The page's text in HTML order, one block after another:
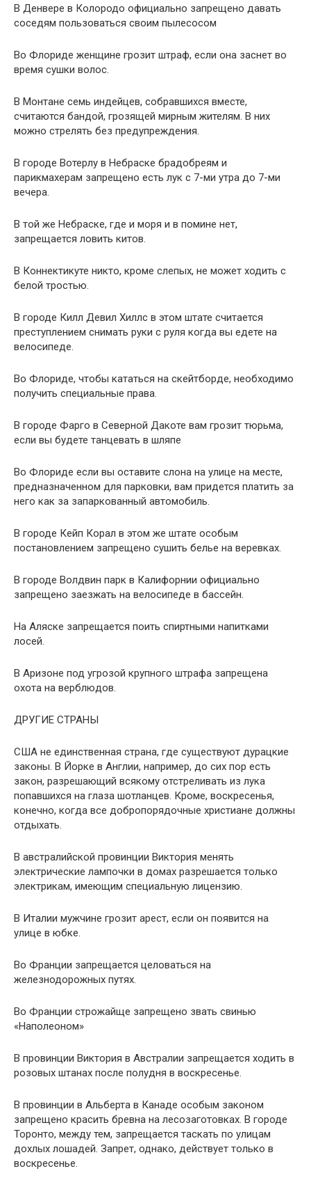
В Денвере в Колородо официально запрещено давать
соседям пользоваться своим пылесосом
Во Флориде женщине грозит штраф, если она заснет во
время сушки волос.
В Монтане семь индейцев, собравшихся вместе,
считаются бандой, грозящей мирным жителям. В них
можно стрелять без предупреждения.
В городе Вотерлу в Небраске брадобреям и
парикмахерам запрещено есть лук с 7-ми утра до 7-ми
вечера.
В той же Небраске, где и моря и в помине нет,
запрещается ловить китов.
В Коннектикуте никто, кроме слепых, не может ходить с
белой тростью.
В городе Килл Девил Хиллс в этом штате считается
преступлением снимать руки с руля когда вы едете на
велосипеде.
Во Флориде, чтобы кататься на скейтборде, необходимо
получить специальные права.
В городе Фарго в Северной Дакоте вам грозит тюрьма,
если вы будете танцевать в шляпе
Во Флориде если вы оставите слона на улице на месте,
предназначенном для парковки, вам придется платить за
него как за запаркованный автомобиль.
В городе Кейп Корал в этом же штате особым
постановлением запрещено сушить белье на веревках.
В городе Волдвин парк в Калифорнии официально
запрещено заезжать на велосипеде в бассейн.
На Аляске запрещается поить спиртными напитками
лосей.
В Аризоне под угрозой крупного штрафа запрещена
охота на верблюдов.
ДРУГИЕ СТРАНЫ
США не единственная страна, где существуют дурацкие
законы. В Йорке в Англии, например, до сих пор есть
закон, разрешающий всякому отстреливать из лука
попавшихся на глаза шотланцев. Кроме, воскресенья,
конечно, когда все добропорядочные христиане должны
отдыхать.
В австралийской провинции Виктория менять
электрические лампочки в домах разрешается только
электрикам, имеющим специальную лицензию.
В Италии мужчине грозит арест, если он появится на
улице в юбке.
Во Франции запрещается целоваться на
железнодорожных путях.
Во Франции строжайще запрещено звать свинью
«Наполеоном»
В провинции Виктория в Австралии запрещается ходить в
розовых штанах после полудня в воскресенье.
В провинции в Альберта в Канаде особым законом
запрещено красить бревна на лесозаготовках. В городе
Торонто, между тем, запрещается таскать по улицам
дохлых лошадей. Запрет, однако, действует только в
воскресенье.